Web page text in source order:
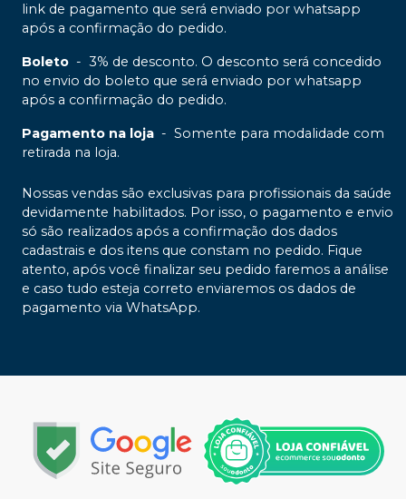
link de pagamento que será enviado por whatsapp
após a confirmação do pedido.
Boleto - 3% de desconto. O desconto será concedido
no envio do boleto que será enviado por whatsapp
após a confirmação do pedido.
Pagamento na loja - Somente para modalidade com
retirada na loja.
Nossas vendas são exclusivas para profissionais da saúde
devidamente habilitados. Por isso, o pagamento e envio
só são realizados após a confirmação dos dados
cadastrais e dos itens que constam no pedido. Fique
atento, após você finalizar seu pedido faremos a análise
e caso tudo esteja correto enviaremos os dados de
pagamento via WhatsApp.